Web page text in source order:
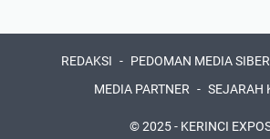
REDAKSI PEDOMAN MEDIA SIBER
MEDIA PARTNER
SEJARAH
© 2025 - KERINCI